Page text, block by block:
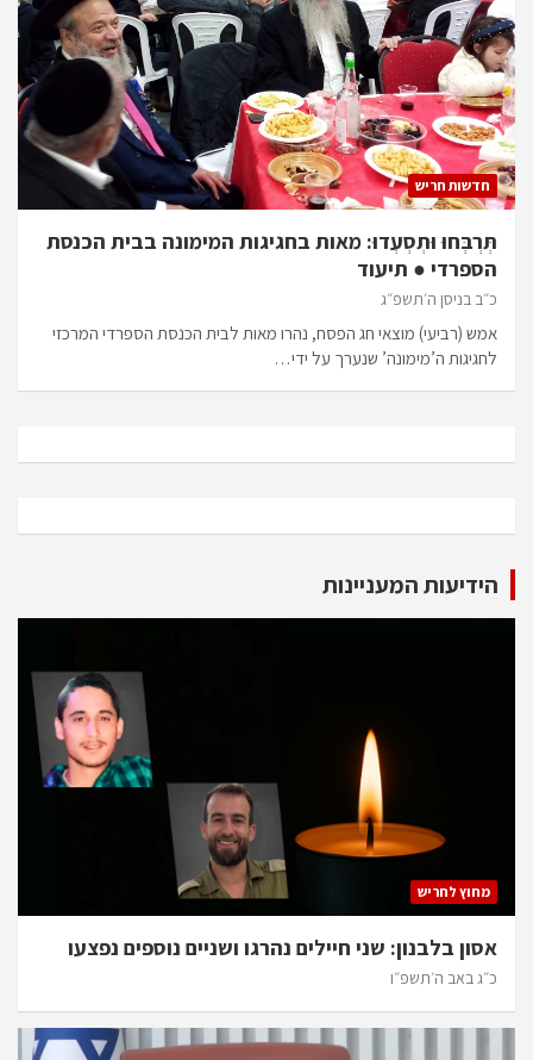
חדשות חריש
תְּרְבְּחוּ וּתְסְעְדוּ: מאות בחגיגות המימונה בבית הכנסת
הספרדי ● תיעוד
כ״ב בניסן ה׳תשפ״ג
אמש (רביעי) מוצאי חג הפסח, נהרו מאות לבית הכנסת הספרדי המרכזי
לחגיגות ה’מימונה’ שנערך על ידי…
הידיעות המעניינות
מחוץ לחריש
אסון בלבנון: שני חיילים נהרגו ושניים נוספים נפצעו
כ״ג באב ה׳תשפ״ו